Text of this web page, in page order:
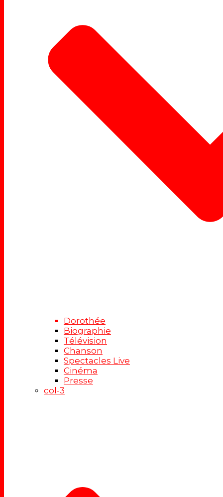
Dorothée
Biographie
Télévision
Chanson
Spectacles Live
Cinéma
Presse
col-3